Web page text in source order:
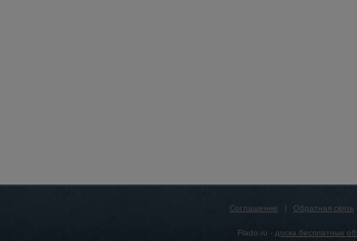
Соглашение | Обратная связь
Flado.ru - доска бесплатных